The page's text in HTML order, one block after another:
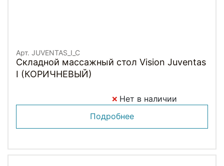
Арт. JUVENTAS_I_C
Складной массажный стол Vision Juventas
I (КОРИЧНЕВЫЙ)
Нет в наличии
Подробнее